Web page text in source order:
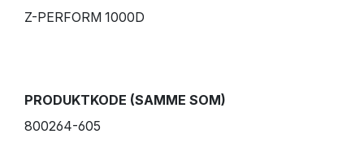
Z-PERFORM 1000D
PRODUKTKODE (SAMME SOM)
800264-605